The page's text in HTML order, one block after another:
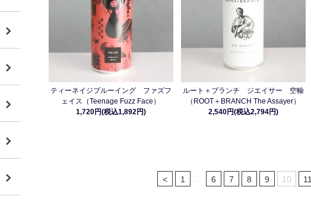
ティーネイジブルーイング ファズフ
ェイス（Teenage Fuzz Face）
1,720円(税込1,892円)
ルート＋ブランチ ジエイサー 空輸
（ROOT＋BRANCH The Assayer）
2,540円(税込2,794円)
< 1 6 7 8 9 10 11